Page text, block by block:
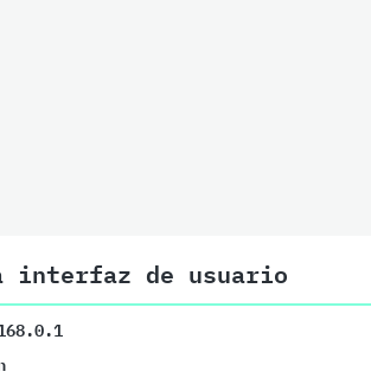
interfaz de usuario